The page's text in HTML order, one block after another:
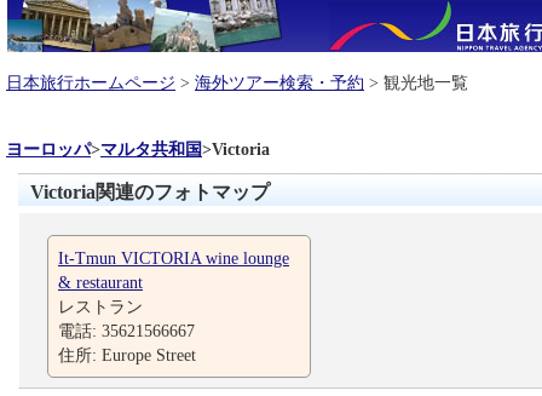
日本旅行ホームページ > 海外ツアー検索・予約 > 観光地一覧
ヨーロッパ>マルタ共和国>Victoria
Victoria関連のフォトマップ
It-Tmun VICTORIA wine lounge
& restaurant
レストラン
電話: 35621566667
住所: Europe Street